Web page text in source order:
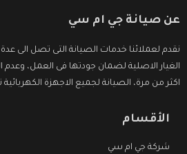
عن صيانة جي ام سي
نقدم لعملائنا خدمات الصيانة التى تصل الى
الغيار الاصلية لضمان جودتها فى العمل،
اكثر من مرة، الصيانة لجميع الاجهزة
الأقسام
شركة جي ام سي